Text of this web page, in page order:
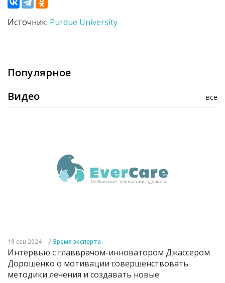
Источник: Purdue University
Популярное
все
Видео
19 сен 2024 / Время эксперта
Интервью с главврачом-инноватором Джассером
Дорошенко о мотивации совершенствовать
методики лечения и создавать новые